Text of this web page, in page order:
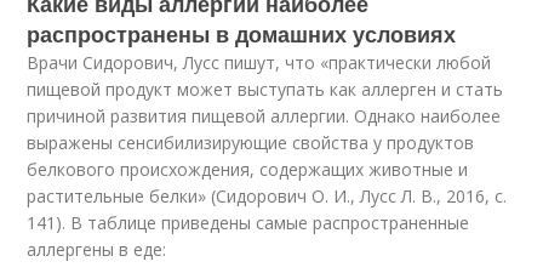
распространены в домашних условиях
Врачи Сидорович, Лусс пишут, что «практически любой
пищевой продукт может выступать как аллерген и стать
причиной развития пищевой аллергии. Однако наиболее
выражены сенсибилизирующие свойства у продуктов
белкового происхождения, содержащих животные и
растительные белки» (Сидорович О. И., Лусс Л. В., 2016, с.
141). В таблице приведены самые распространенные
аллергены в еде: